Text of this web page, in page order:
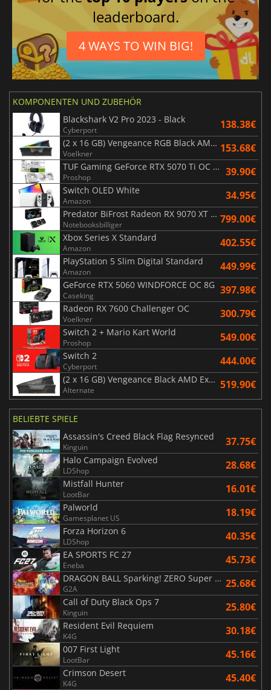
leaderboard.
4 WAYS TO WIN BIG!
KOMPONENTEN UND ZUBEHÖR
Blackshark V2 Pro 2023 - Black
Cyberport 138.38€
(2 x 16 GB) Vengeance RGB Black AMD Expo 6000 MHz - CAS 30
Voelkner 153.68€
TUF Gaming GeForce RTX 5070 Ti OC White Edition 16GB
Proshop 39.90€
Switch OLED White
Amazon 34.95€
Predator BiFrost Radeon RX 9070 XT OC 16 Go
Notebooksbilliger 799.00€
Xbox Series X Standard
Amazon 402.55€
PlayStation 5 Slim Digital Standard
Amazon 449.99€
GeForce RTX 5060 WINDFORCE OC 8G
Caseking 397.98€
Radeon RX 7600 Challenger OC
Voelkner 300.79€
Switch 2 + Mario Kart World
Proshop 549.00€
Switch 2
Cyberport 444.00€
(2 x 16 GB) Vengeance Black AMD Expo 6000 MHz - CAS 30
Alternate 519.90€
BELIEBTE SPIELE
Assassin's Creed Black Flag Resynced
Kinguin 37.75€
Halo Campaign Evolved
LDShop 28.68€
Mistfall Hunter
LootBar 16.01€
Palworld
Gamesplanet US 18.19€
Forza Horizon 6
LDShop 40.35€
EA SPORTS FC 27
Eneba 45.73€
DRAGON BALL Sparking! ZERO Super Limit Breaking NEO
G2A 25.68€
Call of Duty Black Ops 7
Kinguin 25.80€
Resident Evil Requiem
K4G 30.18€
007 First Light
LootBar 45.16€
Crimson Desert
K4G 45.40€